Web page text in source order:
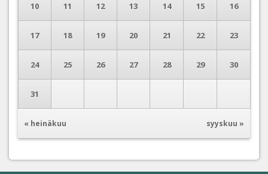
10 11 12 13 14 15 16
17 18 19 20 21 22 23
24 25 26 27 28 29 30
31
« heinäkuu syyskuu »